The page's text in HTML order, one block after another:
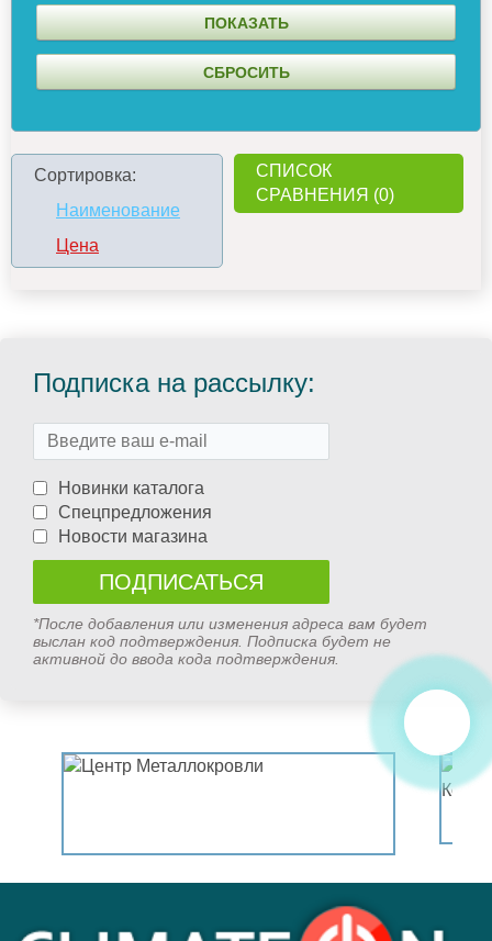
Сортировка:
Наименование
Цена
СПИСОК
СРАВНЕНИЯ (0)
Подписка на рассылку:
Новинки каталога
Спецпредложения
Новости магазина
*После добавления или изменения адреса вам будет
выслан код подтверждения. Подписка будет не
активной до ввода кода подтверждения.